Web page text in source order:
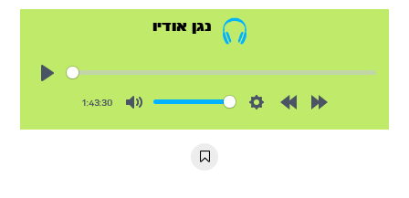
נגן אודיו
1:43:30